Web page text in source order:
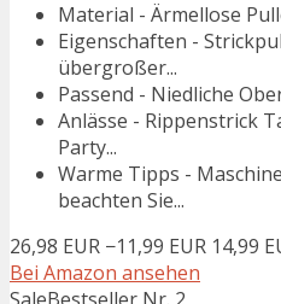
Material - Ärmellose
Eigenschaften -
übergroßer...
Passend - Niedliche
Anlässe - Rippenstrick
Party...
Warme Tipps -
beachten Sie...
26,98 EUR −11,99 EUR 14,99
Bei Amazon ansehen